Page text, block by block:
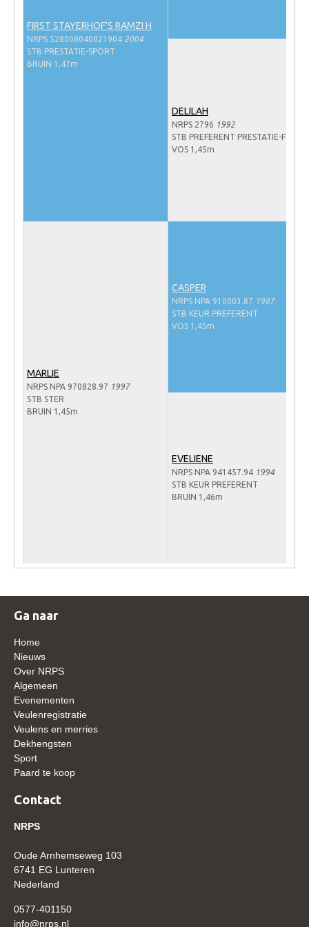
Hengstenkeuring
Regionale Keuringen
Informatie aan je paard of pony toevoegen
Onze fokkerij
Fokprogramma's en registratie
Informatie veulen registratie
Dekhengsten
HENGSTEN ONLINE
Hengstenselectie
Informatie Hengstenkeuring
AANMELDEN HENGSTENKEURING ONDER HET
Verrichtingsonderzoek 2024-2025
Verrichtingsonderzoek 2022-2023
FIRST STAYERHOF'S RAMZI H
NRPS 528008040021904 2004
STB PRESTATIE-SPORT
BRUIN 1,47m
DELILAH
NRPS 2796 1992
STB PREFERENT PRESTATIE-FOK
VOS 1,45m
MARLIE
NRPS NPA 970828.97 1997
STB STER
BRUIN 1,45m
CASPER
NRPS NPA 910003.87 1987
STB KEUR PREFERENT
VOS 1,45m
EVELIENE
NRPS NPA 941457.94 1994
STB KEUR PREFERENT
BRUIN 1,46m
Ga naar
Home
Nieuws
Over NRPS
Algemeen
Evenementen
Veulenregistratie
Veulens en merries
Dekhengsten
Sport
Paard te koop
Contact
NRPS
Oude Arnhemseweg 103
6741 EG Lunteren
Nederland
0577-401150
info@nrps.nl